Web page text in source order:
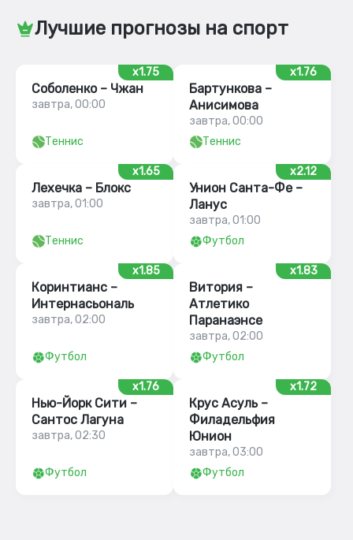
Лучшие прогнозы на спорт
x1.75
Соболенко – Чжан
завтра, 00:00
Теннис
x1.76
Бартункова –
Анисимова
завтра, 00:00
Теннис
x1.65
Лехечка – Блокс
завтра, 01:00
Теннис
x2.12
Унион Санта-Фе –
Ланус
завтра, 01:00
Футбол
x1.85
Коринтианс –
Интернасьональ
завтра, 02:00
Футбол
x1.83
Витория –
Атлетико
Паранаэнсе
завтра, 02:00
Футбол
x1.76
Нью-Йорк Сити –
Сантос Лагуна
завтра, 02:30
Футбол
x1.72
Крус Асуль –
Филадельфия
Юнион
завтра, 03:00
Футбол